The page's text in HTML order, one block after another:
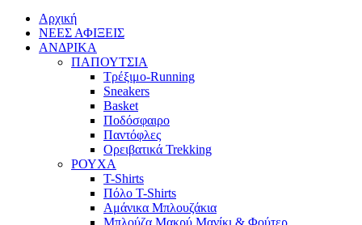
Αρχική
ΝΕΕΣ ΑΦΙΞΕΙΣ
AΝΔΡΙΚΑ
ΠΑΠΟΥΤΣΙΑ
Τρέξιμο-Running
Sneakers
Basket
Ποδόσφαιρο
Παντόφλες
Ορειβατικά Trekking
ΡΟΥΧΑ
T-Shirts
Πόλο T-Shirts
Αμάνικα Μπλουζάκια